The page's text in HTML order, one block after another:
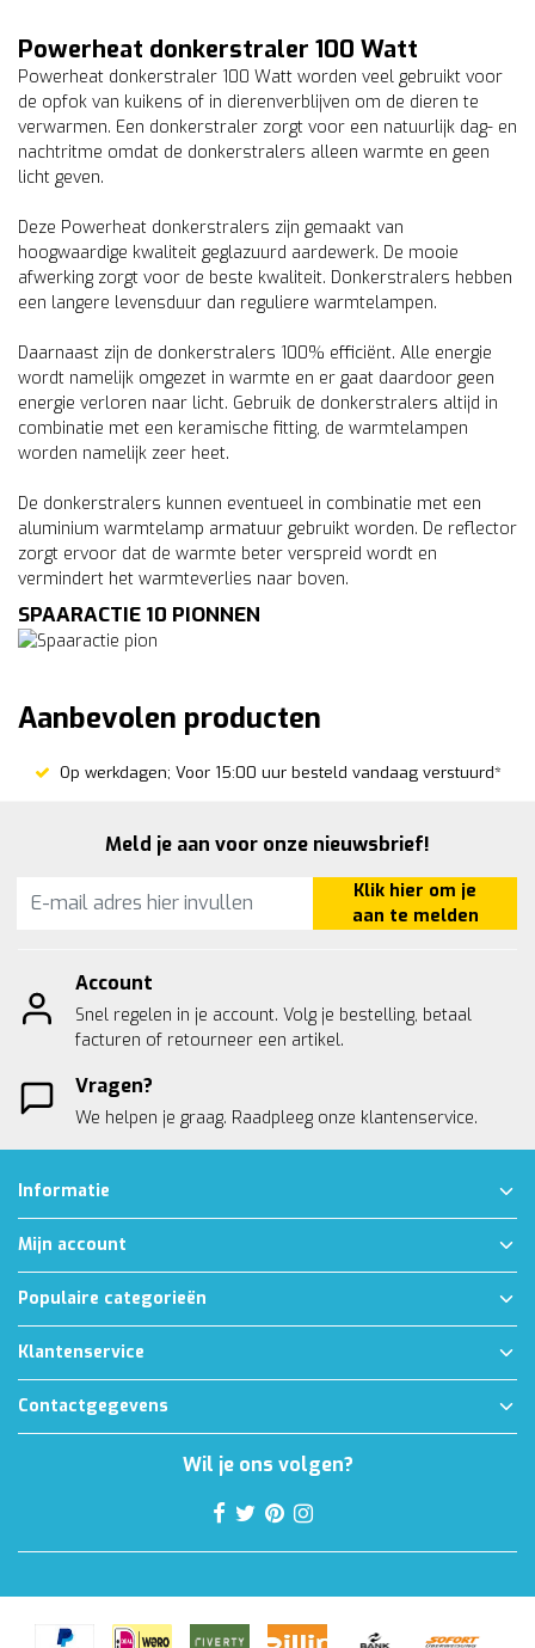
Powerheat donkerstraler 100 Watt
Powerheat donkerstraler 100 Watt worden veel gebruikt voor
de opfok van kuikens of in dierenverblijven om de dieren te
verwarmen. Een donkerstraler zorgt voor een natuurlijk dag- en
nachtritme omdat de donkerstralers alleen warmte en geen
licht geven.
Deze Powerheat donkerstralers zijn gemaakt van
hoogwaardige kwaliteit geglazuurd aardewerk. De mooie
afwerking zorgt voor de beste kwaliteit. Donkerstralers hebben
een langere levensduur dan reguliere warmtelampen.
Daarnaast zijn de donkerstralers 100% efficiënt. Alle energie
wordt namelijk omgezet in warmte en er gaat daardoor geen
energie verloren naar licht. Gebruik de donkerstralers altijd in
combinatie met een keramische fitting, de warmtelampen
worden namelijk zeer heet.
De donkerstralers kunnen eventueel in combinatie met een
aluminium warmtelamp armatuur gebruikt worden. De reflector
zorgt ervoor dat de warmte beter verspreid wordt en
vermindert het warmteverlies naar boven.
SPAARACTIE 10 PIONNEN
Aanbevolen producten
Op werkdagen; Voor 15:00 uur besteld vandaag verstuurd*
Meld je aan voor onze nieuwsbrief!
Klik hier om je
aan te melden
Account
Snel regelen in je account. Volg je bestelling, betaal
facturen of retourneer een artikel.
Vragen?
We helpen je graag. Raadpleeg onze klantenservice.
Informatie
Mijn account
Populaire categorieën
Klantenservice
Contactgegevens
Wil je ons volgen?